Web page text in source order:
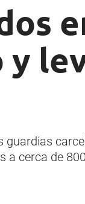
y
cerca de